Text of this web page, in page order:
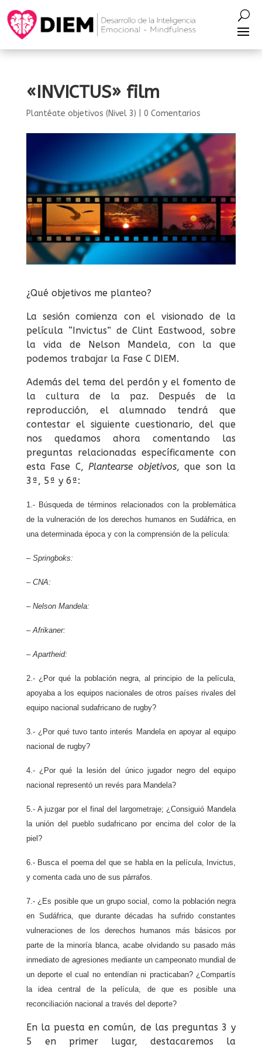
«INVICTUS» film
Plantéate objetivos (Nivel 3) 0 Comentarios
¿Qué objetivos me planteo?
La sesión comienza con el visionado de la
película “Invictus” de Clint Eastwood, sobre
la vida de Nelson Mandela, con la que
podemos trabajar la Fase C DIEM.
Además del tema del perdón y el fomento de
la cultura de la paz. Después de la
reproducción, el alumnado tendrá que
contestar el siguiente cuestionario, del que
nos quedamos ahora comentando las
preguntas relacionadas específicamente con
esta Fase C,Plantearse objetivos, que son la
3ª, 5ª y 6ª:
1.- Búsqueda de términos relacionados con la problemática
de la vulneración de los derechos humanos en Sudáfrica, en
una determinada época y con la comprensión de la película:
– Springboks:
– CNA:
– Nelson Mandela:
–Afrikaner:
–Apartheid:
2.- ¿Por qué la población negra, al principio de la película,
apoyaba a los equipos nacionales de otros países rivales del
equipo nacional sudafricano de rugby?
3.- ¿Por qué tuvo tanto interés Mandela en apoyar al equipo
nacional de rugby?
4.- ¿Por qué la lesión del único jugador negro del equipo
nacional representó un revés para Mandela?
5.- A juzgar por el final del largometraje; ¿Consiguió Mandela
la unión del pueblo sudafricano por encima del color de la
piel?
6.- Busca el poema del que se habla en la película, Invictus,
y comenta cada uno de sus párrafos.
7.- ¿Es posible que un grupo social, como la población negra
en Sudáfrica, que durante décadas ha sufrido constantes
vulneraciones de los derechos humanos más básicos por
parte de la minoría blanca, acabe olvidando su pasado más
inmediato de agresiones mediante un campeonato mundial de
un deporte el cual no entendían ni practicaban? ¿Compartís
la idea central de la película, de que es posible una
reconciliación nacional a través del deporte?
En la puesta en común, de las preguntas 3 y
5 en primer lugar, destacaremos la